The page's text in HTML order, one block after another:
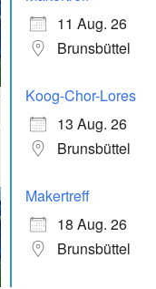
11 Aug. 26
Brunsbüttel
Koog-Chor-Lores
13 Aug. 26
Brunsbüttel
Makertreff
18 Aug. 26
Brunsbüttel